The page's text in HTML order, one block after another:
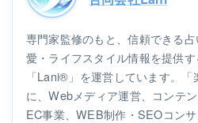
専門家監修のもと、信頼できる
愛・ライフスタイル情報を提供
「Lani®」を運営しています。
に、Webメディア運営、コンテ
EC事業、WEB制作・SEOコン